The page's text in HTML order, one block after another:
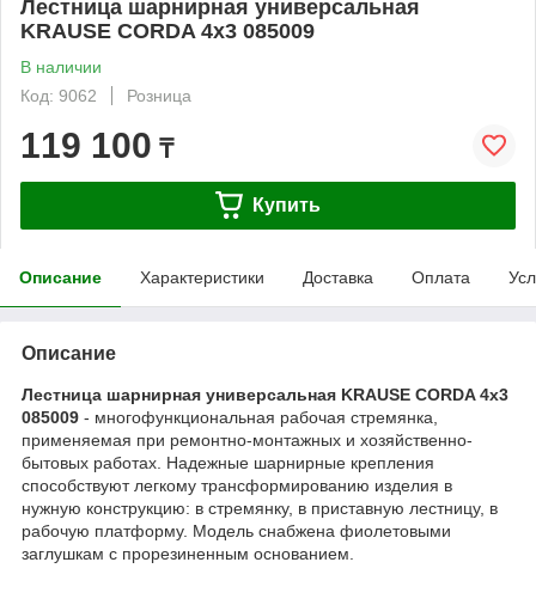
Лестница шарнирная универсальная
KRAUSE CORDA 4х3 085009
В наличии
Код: 9062
Розница
119 100 ₸
Купить
Описание Характеристики Доставка Оплата
Описание
Лестница шарнирная универсальная KRAUSE CORDA 4х3
085009 - многофункциональная рабочая стремянка,
применяемая при ремонтно-монтажных и хозяйственно-
бытовых работах. Надежные шарнирные крепления
способствуют легкому трансформированию изделия в
нужную конструкцию: в стремянку, в приставную лестницу, в
рабочую платформу. Модель снабжена фиолетовыми
заглушкам с прорезиненным основанием.